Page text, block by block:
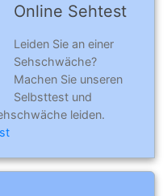
Online Sehtest
Leiden Sie an einer
Sehschwäche?
Machen Sie unseren
Selbsttest und
leiden.